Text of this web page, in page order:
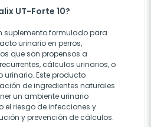
UT-Forte 10?
suplemento formulado para
urinario en perros,
que son propensos a
cálculos urinarios, o
Este producto
de ingredientes naturales
un ambiente urinario
el riesgo de infecciones y
y prevención de cálculos.